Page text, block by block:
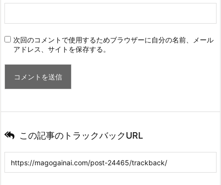
次回のコメントで使用するためブラウザーに自分の名前、メール
アドレス、サイトを保存する。
この記事のトラックバックURL